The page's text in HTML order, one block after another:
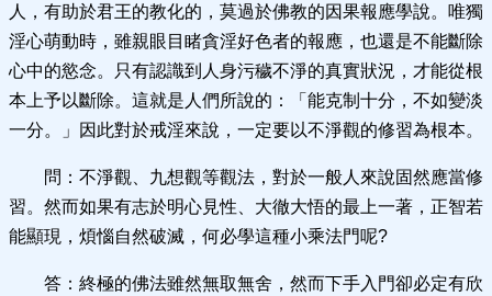
人，有助於君王的教化的，莫過於佛教的因果報應學說。唯獨
淫心萌動時，雖親眼目睹貪淫好色者的報應，也還是不能斷除
心中的慾念。只有認識到人身污穢不淨的真實狀況，才能從根
本上予以斷除。這就是人們所說的：「能克制十分，不如變淡
一分。」因此對於戒淫來說，一定要以不淨觀的修習為根本。
問：不淨觀、九想觀等觀法，對於一般人來說固然應當修
習。然而如果有志於明心見性、大徹大悟的最上一著，正智若
能顯現，煩惱自然破滅，何必學這種小乘法門呢?
答：終極的佛法雖然無取無舍，然而下手入門卻必定有欣